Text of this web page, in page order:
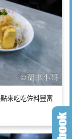
來吃吃佐料豐富